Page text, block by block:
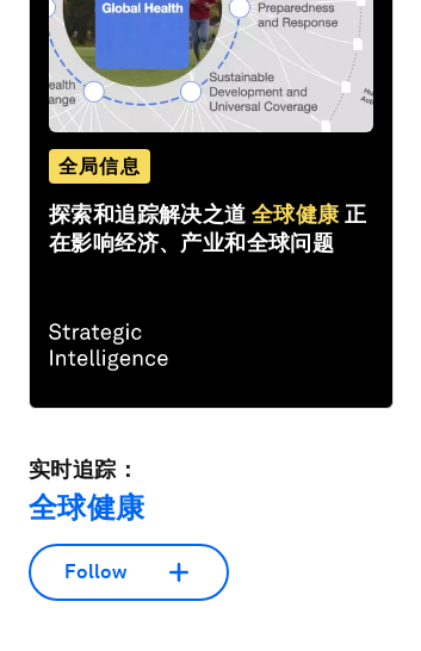
全局信息
探索和追踪解决之道 全球健康 正
在影响经济、产业和全球问题
实时追踪：
全球健康
Follow